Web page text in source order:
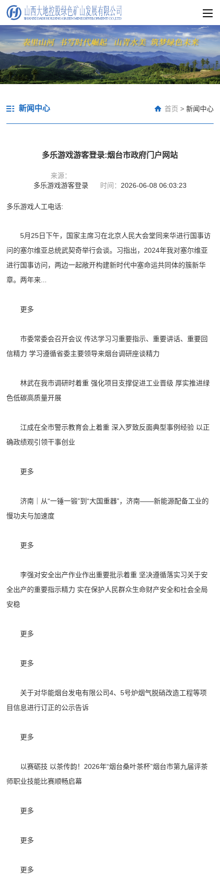
新闻中心 首页 > 新闻中心
多乐游戏游客登录:烟台市政府门户网站
来源：
多乐游戏游客登录
时间： 2026-06-08 06:03:23
多乐游戏人工电话:
5月25日下午，国家主席习在北京人民大会堂同来华进行国事访
问的塞尔维亚总统武契奇举行会谈。习指出，2024年我对塞尔维亚
进行国事访问，两边一起敞开构建新时代中塞命运共同体的簇新华
章。两年来...
更多
市委常委会召开会议 传达学习习重要指示、重要讲话、重要回
信精力 学习遵循省委主要领导来烟台调研座谈精力
林武在我市调研时着重 强化项目支撑促进工业晋级 厚实推进绿
色低碳高质量开展
江成在全市警示教育会上着重 深入罗致反面典型事例经验 以正
确政绩观引领干事创业
更多
济南｜从“一锤一锻”到“大国重器”，济南——新能源配备工业的
慢功夫与加速度
更多
李强对安全出产作业作出重要批示着重 坚决遵循落实习关于安
全出产的重要指示精力 实在保护人民群众生命财产安全和社会全局
安稳
更多
更多
关于对华能烟台发电有限公司4、5号炉烟气脱硝改造工程等项
目信息进行订正的公示告诉
更多
以赛砺技 以茶传韵！2026年“烟台桑叶茶杯”烟台市第九届评茶
师职业技能比赛顺畅启幕
更多
更多
更多